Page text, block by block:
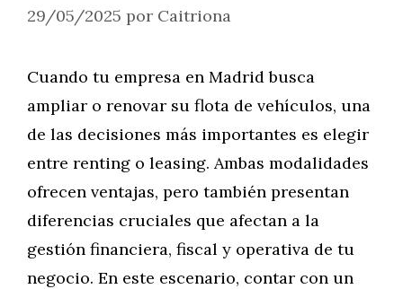
29/05/2025 por Caitriona
Cuando tu empresa en Madrid busca
ampliar o renovar su flota de vehículos, una
de las decisiones más importantes es elegir
entre renting o leasing. Ambas modalidades
ofrecen ventajas, pero también presentan
diferencias cruciales que afectan a la
gestión financiera, fiscal y operativa de tu
negocio. En este escenario, contar con un